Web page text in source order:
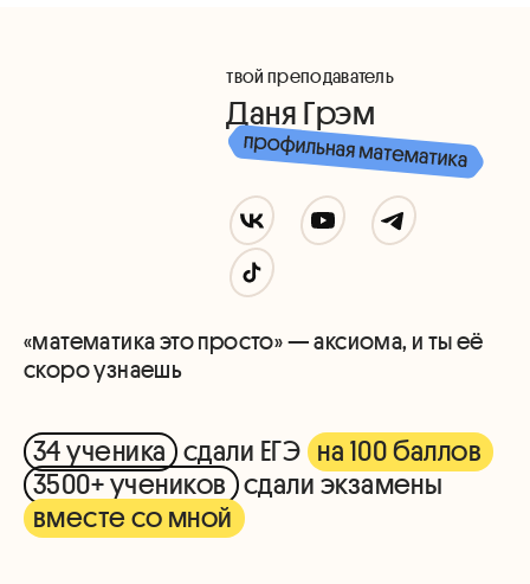
твой преподаватель
Даня Грэм
«математика это просто» — аксиома, и ты её
скоро узнаешь
34 ученика сдали ЕГЭ на 100 баллов
3500+ учеников
сдали экзамены
вместе со мной